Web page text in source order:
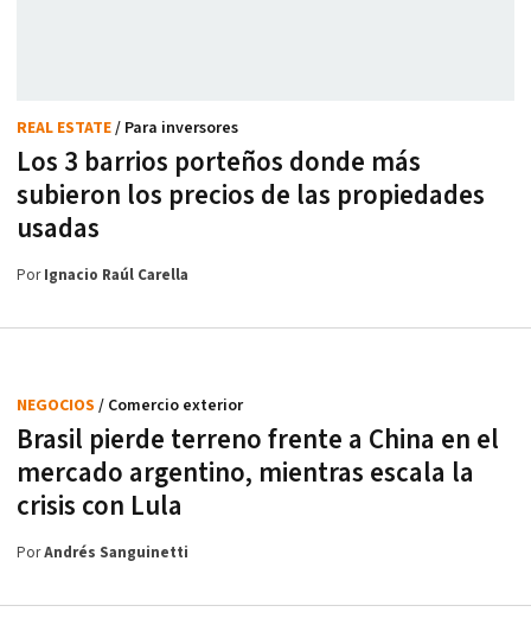
Los 3 barrios porteños donde más
subieron los precios de las propiedades
usadas
REAL ESTATE/ Para inversores
PorIgnacio Raúl Carella
Brasil pierde terreno frente a China en el
mercado argentino, mientras escala la
crisis con Lula
NEGOCIOS / Comercio exterior
PorAndrés Sanguinetti